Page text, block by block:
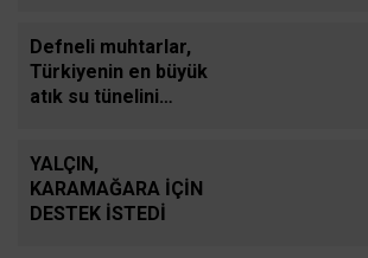
Defneli muhtarlar,
Türkiyenin en büyük
atık su tünelini
YALÇIN,
KARAMAĞARA İÇİN
DESTEK İSTEDİ